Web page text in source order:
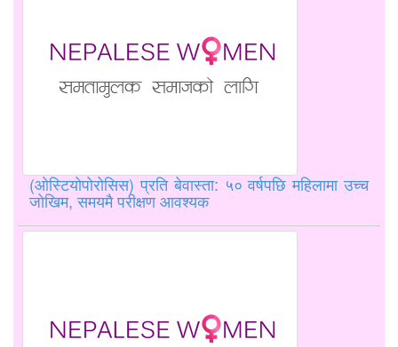
(ओस्टियोपोरोसिस) प्रति बेवास्ता: ५० वर्षपछि महिलामा उच्च
जोखिम, समयमै परीक्षण आवश्यक